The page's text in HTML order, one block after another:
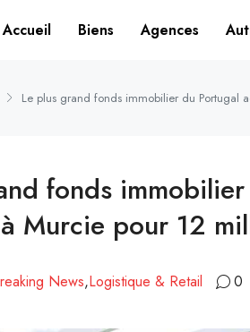
Accueil Biens Agences
Le plus grand fonds immobilier du Portugal
fonds
Murcie pour 12
News,Logistique & Retail 0